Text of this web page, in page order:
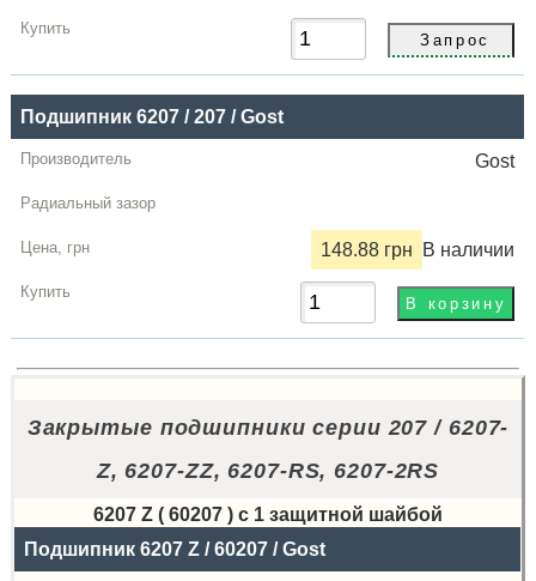
Подшипник 6207 / 207 / Gost
Gost
148.88 грн В наличии
Закрытые подшипники серии 207 / 6207-
Z, 6207-ZZ, 6207-RS, 6207-2RS
6207 Z ( 60207 ) с 1 защитной шайбой
Назва
Подшипник 6207 Z / 60207 / Gost